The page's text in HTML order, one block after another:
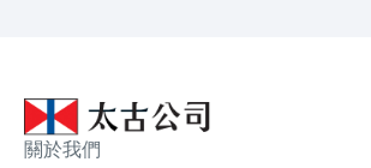
關於我們